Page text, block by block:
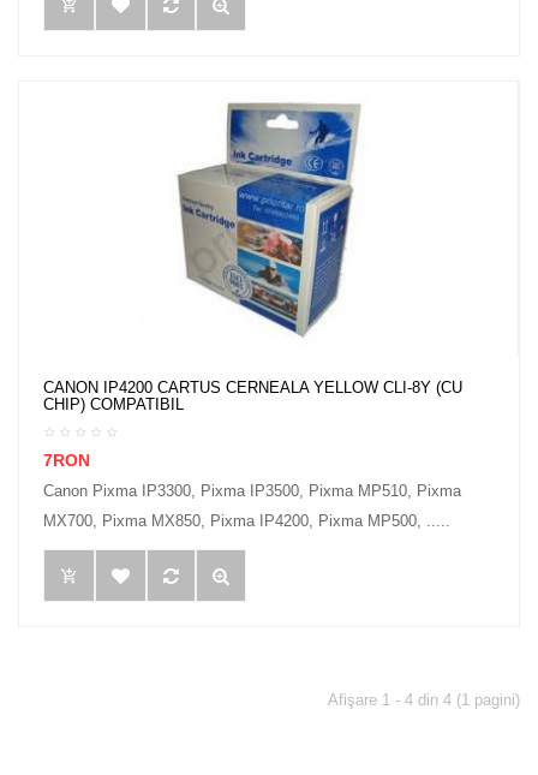
CANON IP4200 CARTUS CERNEALA YELLOW CLI-8Y (CU
CHIP) COMPATIBIL
7RON
Canon Pixma IP3300, Pixma IP3500, Pixma MP510, Pixma
MX700, Pixma MX850, Pixma IP4200, Pixma MP500, .....
Afişare 1 - 4 din 4 (1 pagini)